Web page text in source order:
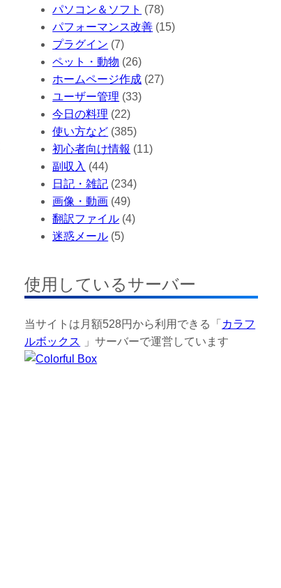
パソコン＆ソフト (78)
パフォーマンス改善 (15)
プラグイン (7)
ペット・動物 (26)
ホームページ作成 (27)
ユーザー管理 (33)
今日の料理 (22)
使い方など (385)
初心者向け情報 (11)
副収入 (44)
日記・雑記 (234)
画像・動画 (49)
翻訳ファイル (4)
迷惑メール (5)
使用しているサーバー
当サイトは月額528円から利用できる「 カラフ
ルボックス
」サーバーで運営しています